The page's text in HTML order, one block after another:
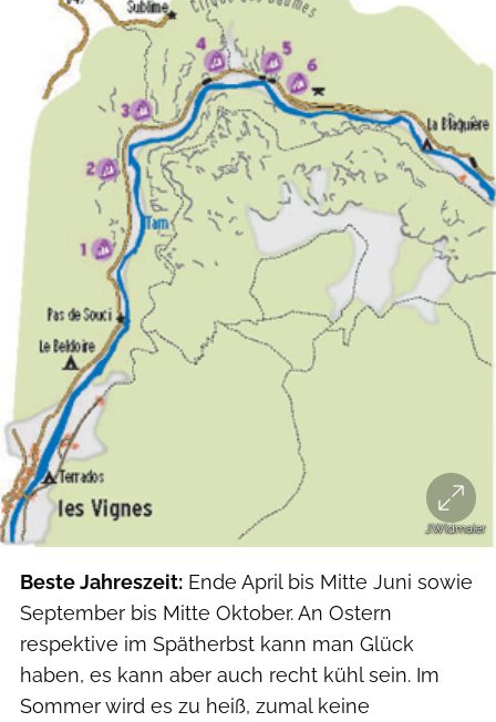
J.Widmaier
Beste Jahreszeit: Ende April bis Mitte Juni sowie
September bis Mitte Oktober. An Ostern
respektive im Spätherbst kann man Glück
haben, es kann aber auch recht kühl sein. Im
Sommer wird es zu heiß, zumal keine